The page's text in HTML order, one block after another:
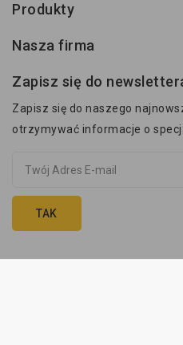
Produkty
Nasza firma
Zapisz się do
Zapisz się do naszego
otrzymywać informacje o